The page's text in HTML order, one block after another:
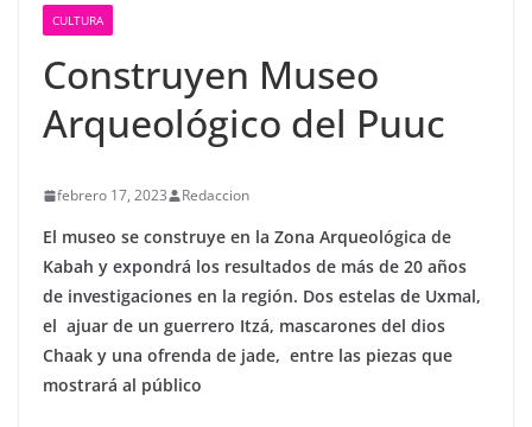
CULTURA
Construyen Museo
Arqueológico del Puuc
febrero 17, 2023 Redaccion
El museo se construye en la Zona Arqueológica de
Kabah y expondrá los resultados de más de 20 años
de investigaciones en la región. Dos estelas de Uxmal,
el ajuar de un guerrero Itzá, mascarones del dios
Chaak y una ofrenda de jade, entre las piezas que
mostrará al público